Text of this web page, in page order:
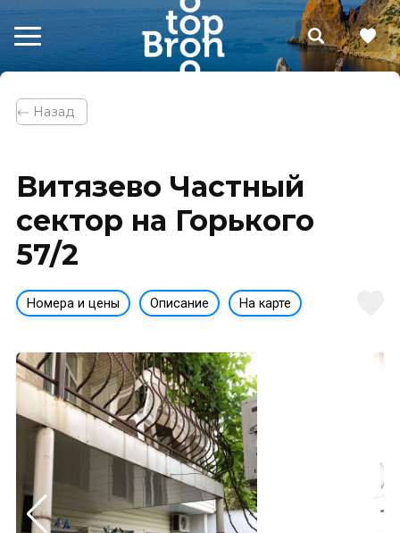
⃪ Назад
Витязево Частный
сектор на Горького
57/2
Номера и цены Описание На карте